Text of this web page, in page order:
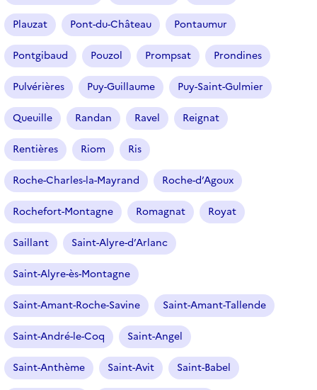
Plauzat Pont-du-Château Pontaumur
Pontgibaud Pouzol Prompsat Prondines
Pulvérières Puy-Guillaume Puy-Saint-Gulmier
Queuille Randan Ravel Reignat
Rentières Riom Ris
Roche-Charles-la-Mayrand Roche-d’Agoux
Rochefort-Montagne Romagnat Royat
Saillant Saint-Alyre-d’Arlanc
Saint-Alyre-ès-Montagne
Saint-Amant-Roche-Savine Saint-Amant-Tallende
Saint-André-le-Coq Saint-Angel
Saint-Anthème Saint-Avit Saint-Babel